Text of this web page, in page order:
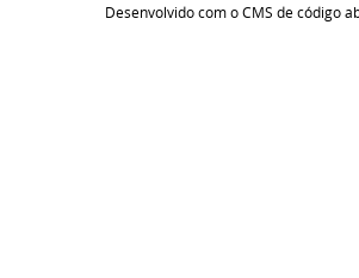
Desenvolvido com o CMS de código